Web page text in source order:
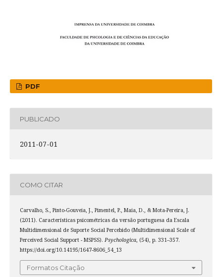
PDF
PUBLICADO
2011-07-01
COMO CITAR
Carvalho, S., Pinto-Gouveia, J., Pimentel, P., Maia, D., & Mota-Pereira, J.
(2011). Características psicométricas da versão portuguesa da Escala
Multidimensional de Suporte Social Percebido (Multidimensional Scale of
Perceived Social Support - MSPSS). Psychologica, (54), p. 331–357.
https://doi.org/10.14195/1647-8606_54_13
Formatos Citação